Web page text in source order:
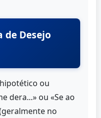
de Desejo
ou
dera...» ou «Se ao
no